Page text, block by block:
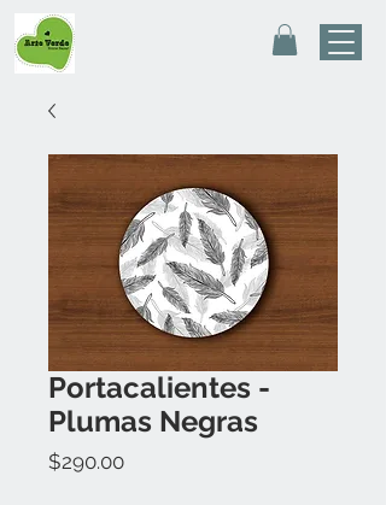
Portacalientes -
Plumas Negras
$290.00Precio